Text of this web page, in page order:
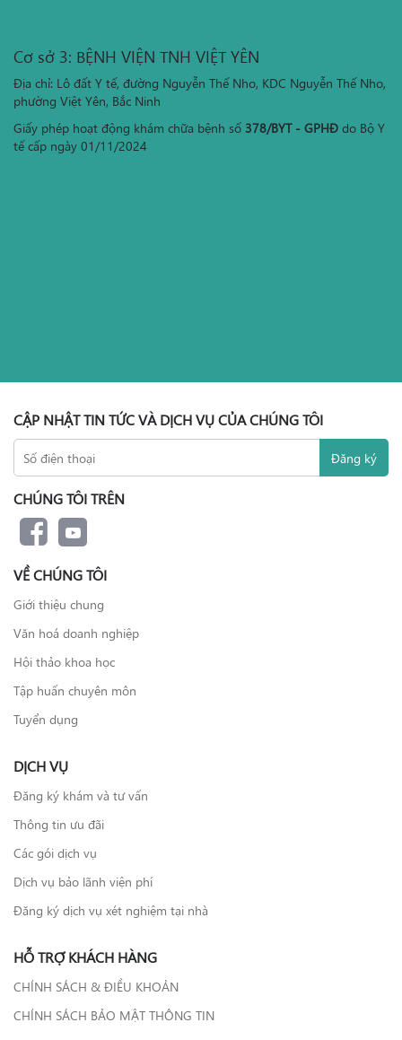
Cơ sở 3: BỆNH VIỆN TNH VIỆT YÊN
Địa chỉ: Lô đất Y tế, đường Nguyễn Thế Nho, KDC Nguyễn Thế Nho,
phường Việt Yên, Bắc Ninh
Giấy phép hoạt động khám chữa bệnh số 378/BYT - GPHĐ do Bộ Y
tế cấp ngày 01/11/2024
CẬP NHẬT TIN TỨC VÀ DỊCH VỤ CỦA CHÚNG TÔI
CHÚNG TÔI TRÊN
VỀ CHÚNG TÔI
Giới thiệu chung
Văn hoá doanh nghiệp
Hội thảo khoa học
Tập huấn chuyên môn
Tuyển dụng
DỊCH VỤ
Đăng ký khám và tư vấn
Thông tin ưu đãi
Các gói dịch vụ
Dịch vụ bảo lãnh viện phí
Đăng ký dịch vụ xét nghiệm tại nhà
HỖ TRỢ KHÁCH HÀNG
CHÍNH SÁCH & ĐIỀU KHOẢN
CHÍNH SÁCH BẢO MẬT THÔNG TIN